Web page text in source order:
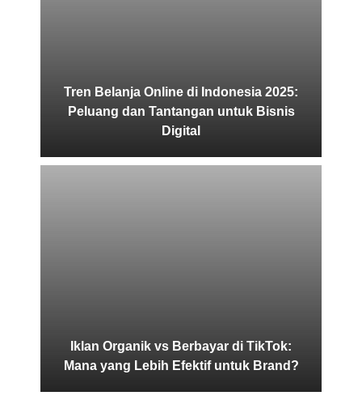
Tren Belanja Online di Indonesia 2025:
Peluang dan Tantangan untuk Bisnis
Digital
Iklan Organik vs Berbayar di TikTok:
Mana yang Lebih Efektif untuk Brand?